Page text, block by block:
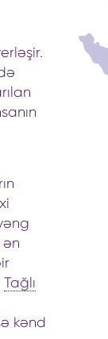
ən
Tağlı
kənd